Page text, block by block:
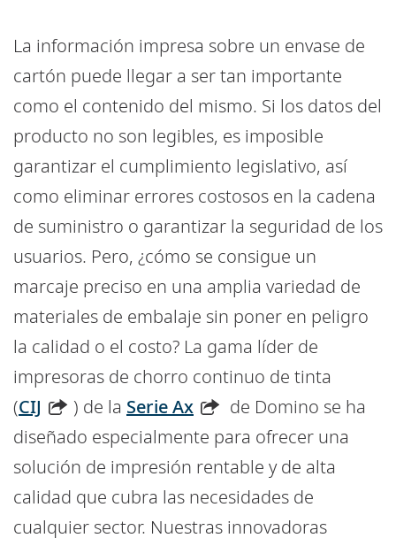
La información impresa sobre un envase de
cartón puede llegar a ser tan importante
como el contenido del mismo. Si los datos del
producto no son legibles, es imposible
garantizar el cumplimiento legislativo, así
como eliminar errores costosos en la cadena
de suministro o garantizar la seguridad de los
usuarios. Pero, ¿cómo se consigue un
marcaje preciso en una amplia variedad de
materiales de embalaje sin poner en peligro
la calidad o el costo? La gama líder de
impresoras de chorro continuo de tinta
(CIJ ) de la Serie Ax
de Domino se ha
diseñado especialmente para ofrecer una
solución de impresión rentable y de alta
calidad que cubra las necesidades de
cualquier sector. Nuestras innovadoras